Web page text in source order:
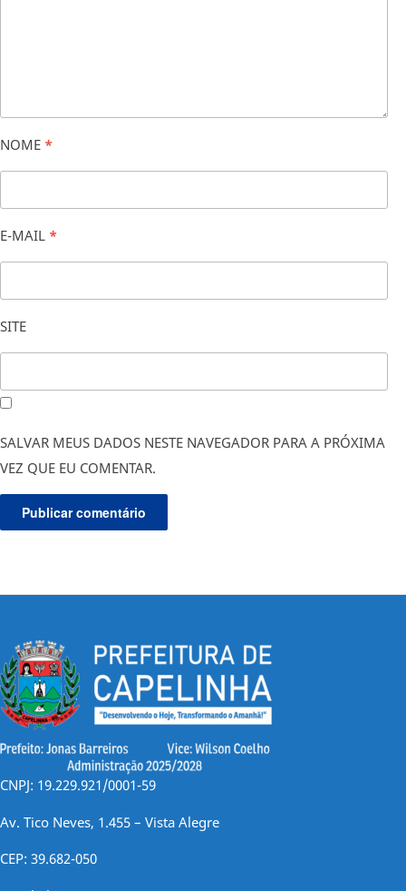
NOME *
E-MAIL *
SITE
SALVAR MEUS DADOS NESTE NAVEGADOR PARA A PRÓXIMA
VEZ QUE EU COMENTAR.
CNPJ: 19.229.921/0001-59
Av. Tico Neves, 1.455 – Vista Alegre
CEP: 39.682-050